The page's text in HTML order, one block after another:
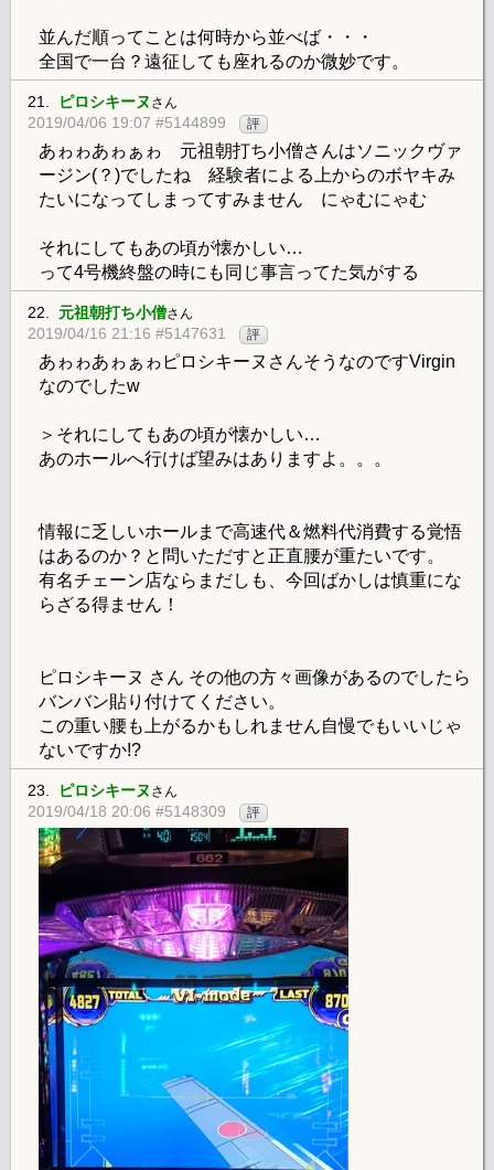
並んだ順ってことは何時から並べば・・・
全国で一台？遠征しても座れるのか微妙です。
21. ピロシキーヌ さん
2019/04/06 19:07 #5144899 評
あゎゎあゎぁゎ 元祖朝打ち小僧さんはソニックヴァ
ージン(？)でしたね 経験者による上からのボヤキみ
たいになってしまってすみません にゃむにゃむ
それにしてもあの頃が懐かしい…
って4号機終盤の時にも同じ事言ってた気がする
22. 元祖朝打ち小僧さん
2019/04/16 21:16 #5147631 評
あゎゎあゎぁゎピロシキーヌさんそうなのですVirgin
なのでしたw
＞それにしてもあの頃が懐かしい…
あのホールへ行けば望みはありますよ。。。
情報に乏しいホールまで高速代＆燃料代消費する覚悟
はあるのか？と問いただすと正直腰が重たいです。
有名チェーン店ならまだしも、今回ばかしは慎重にな
らざる得ません！
ピロシキーヌ さん その他の方々画像があるのでしたら
バンバン貼り付けてください。
この重い腰も上がるかもしれません自慢でもいいじゃ
ないですか!?
23. ピロシキーヌ さん
2019/04/18 20:06 #5148309 評